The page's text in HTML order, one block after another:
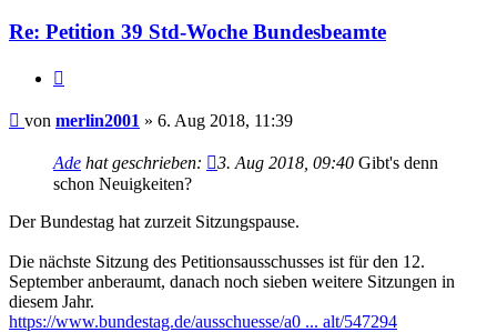
Re: Petition 39 Std-Woche Bundesbeamte
Beitrag
von merlin2001 » 6. Aug 2018, 11:39
Ade hat geschrieben: 3. Aug 2018, 09:40 Gibt's denn
schon Neuigkeiten?
Der Bundestag hat zurzeit Sitzungspause.
Die nächste Sitzung des Petitionsausschusses ist für den 12.
September anberaumt, danach noch sieben weitere Sitzungen in
diesem Jahr.
https://www.bundestag.de/ausschuesse/a0 ... alt/547294